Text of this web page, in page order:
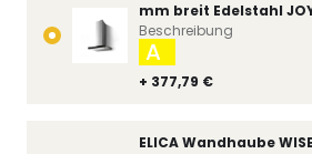
mm breit Edelstahl
+ 377,79 €
A
Beschreibung
ELICA Wandhaube